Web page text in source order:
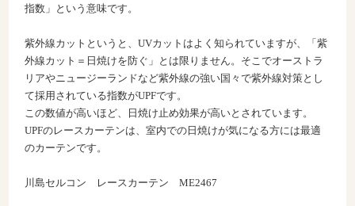
指数」という意味です。
紫外線カットというと、UVカットはよく知られていますが、「紫
外線カット＝日焼けを防ぐ」とは限りません。そこでオーストラ
リアやニュージーランドなど紫外線の強い国々で紫外線対策とし
て採用されている指数がUPFです。
この数値が高いほど、日焼け止め効果が高いとされています。
UPFのレースカーテンは、室内での日焼けが気になる方には最適
のカーテンです。
川島セルコン レースカーテン ME2467